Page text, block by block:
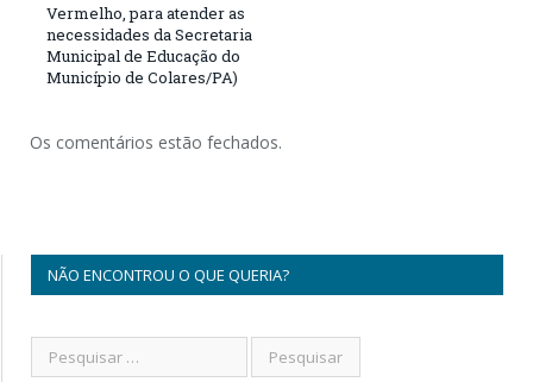
Vermelho, para atender as
necessidades da Secretaria
Municipal de Educação do
Município de Colares/PA)
Os comentários estão fechados.
NÃO ENCONTROU O QUE QUERIA?